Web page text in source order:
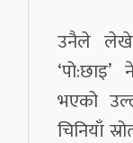
उनैले
भएको
चिनियाँ